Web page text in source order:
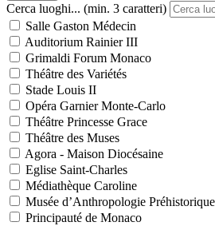
Cerca luoghi... (min. 3 caratteri)
Salle Gaston Médecin
Auditorium Rainier III
Grimaldi Forum Monaco
Théâtre des Variétés
Stade Louis II
Opéra Garnier Monte-Carlo
Théâtre Princesse Grace
Théâtre des Muses
Agora - Maison Diocésaine
Eglise Saint-Charles
Médiathèque Caroline
Musée d’Anthropologie Préhistorique
Principauté de Monaco